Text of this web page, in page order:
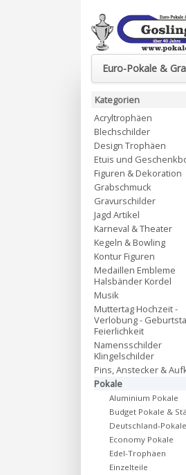
Euro-Pokale &
Kategorien
Acryltrophäen
Blechschilder
Design Trophäen
Etuis und
Figuren & Dekoration
Grabschmuck
Gravurschilder
Jagd Artikel
Karneval & Theater
Kegeln & Bowling
Kontur Figuren
Medaillen Embleme
Halsbänder Kordel
Musik
Muttertag Hochzeit -
Verlobung -
Feierlichkeit
Namensschilder
Klingelschilder
Pins, Anstecker &
Pokale
Aluminium Pokale
Budget Pokale &
Deutschland-Pokale
Economy Pokale
Edel-Trophäen
Einzelteile